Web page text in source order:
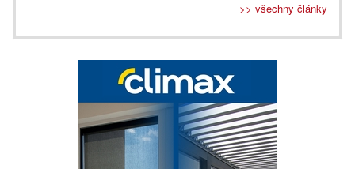
>> všechny články